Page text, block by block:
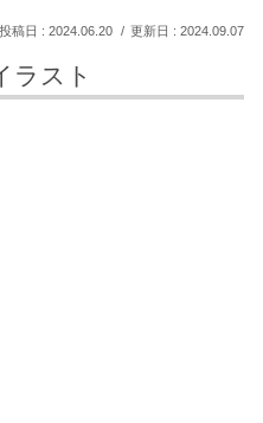
2024.06.20 2024.09.07
ラスト